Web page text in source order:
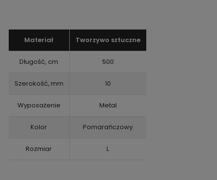
Materiał Tworzywo sztuczne
Długość, cm 500
Szerokość, mm 10
Wyposażenie Metal
Kolor Pomarańczowy
Rozmiar L